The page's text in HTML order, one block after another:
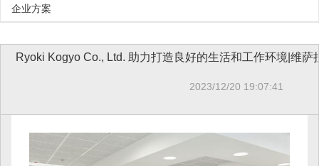
企业方案
Ryoki Kogyo Co., Ltd. 助力打造良好的生活和工作环境|维萨
2023/12/20 19:07:41